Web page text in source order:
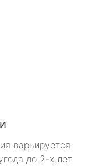
варьируется
до 2-х лет